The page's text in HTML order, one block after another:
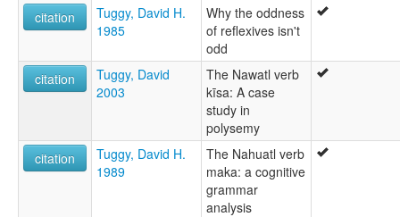
citation
Tuggy, David H.
1985
Why the oddness
of reflexives isn't
odd
citation
Tuggy, David
2003
The Nawatl verb
kīsa: A case
study in
polysemy
citation
Tuggy, David H.
1989
The Nahuatl verb
maka: a cognitive
grammar
analysis